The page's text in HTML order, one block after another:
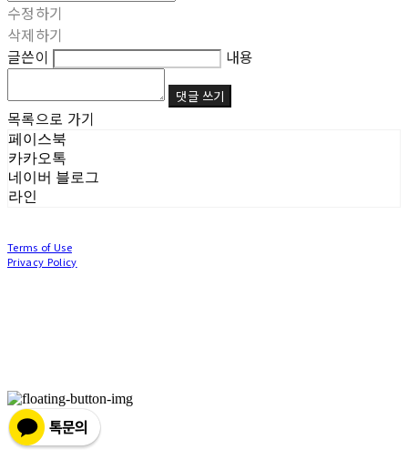
수정하기
삭제하기
글쓴이
내용
댓글 쓰기
목록으로 가기
페이스북
카카오톡
네이버 블로그
라인
Terms of Use
Privacy Policy